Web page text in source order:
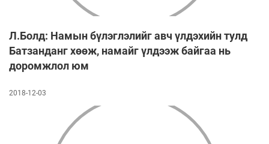
Л.Болд: Намын бүлэглэлийг авч үлдэхийн тулд
Батзанданг хөөж, намайг үлдээж байгаа нь
доромжлол юм
2018-12-03